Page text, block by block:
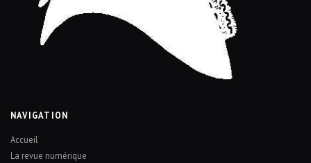
NAVIGATION
Accueil
La revue numérique